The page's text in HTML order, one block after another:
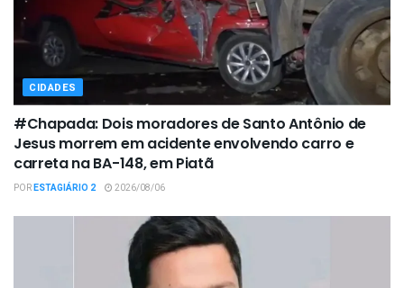
CIDADES
#Chapada: Dois moradores de Santo Antônio de
Jesus morrem em acidente envolvendo carro e
carreta na BA-148, em Piatã
PORESTAGIÁRIO 2 2026/08/06